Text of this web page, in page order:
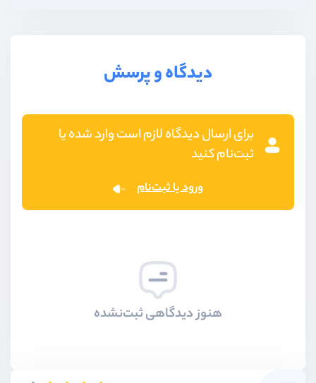
دیدگاه و پرسش
برای ارسال دیدگاه لازم است وارد شده یا
ثبت‌نام کنید
ورود یا ثبت‌نام
هنوز دیدگاهی ثبت‌نشده